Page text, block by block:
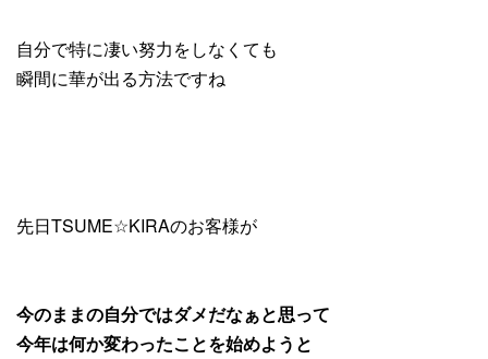
自分で特に凄い努力をしなくても
瞬間に華が出る方法ですね
先日TSUME☆KIRAのお客様が
今のままの自分ではダメだなぁと思って
今年は何か変わったことを始めようと